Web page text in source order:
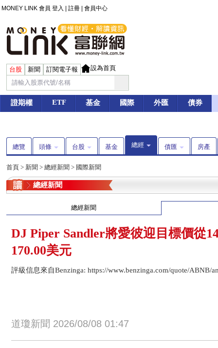
MONEY LINK 會員 登入 註冊 會員中心
台股 新聞 訂閱電子報 設為首頁
證期權 ETF 基金 國際 外匯 債券
總覽 頭條 台股 基金 總經 債匯 房產
首頁 > 新聞 > 總經新聞 > 國際新聞
總經新聞
總經新聞
DJ Piper Sandler將愛彼迎目標價從
170.00美元
評級信息來自Benzinga: https://www.benzinga.com/quote/ABNB/
道瓊新聞 2026/08/08 01:47